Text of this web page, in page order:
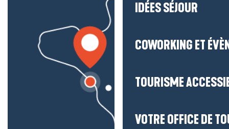
IDÉES SÉJOUR
COWORKING ET
TOURISME
VOTRE OFFICE DE